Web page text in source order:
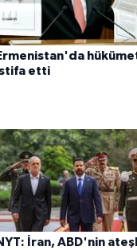
etti
İran, ABD'nin